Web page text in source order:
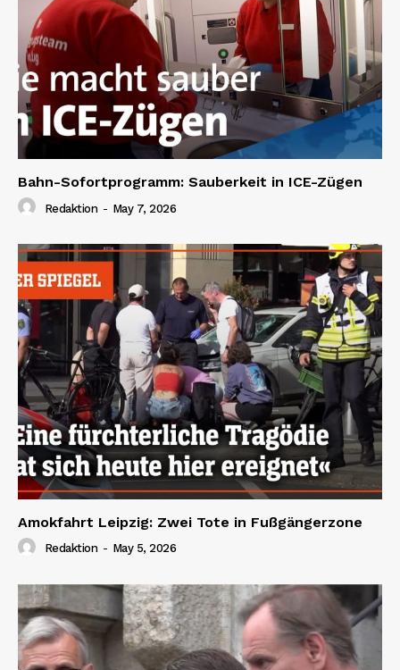
Bahn-Sofortprogramm: Sauberkeit in ICE-Zügen
Redaktion - May 7, 2026
Amokfahrt Leipzig: Zwei Tote in Fußgängerzone
Redaktion - May 5, 2026